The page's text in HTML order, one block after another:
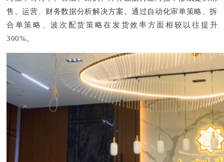
售、运营、财务数据分析解决方案。通过自动化审单策略、拆
合单策略、波次配货策略在发货效率方面相较以往提升
300%。